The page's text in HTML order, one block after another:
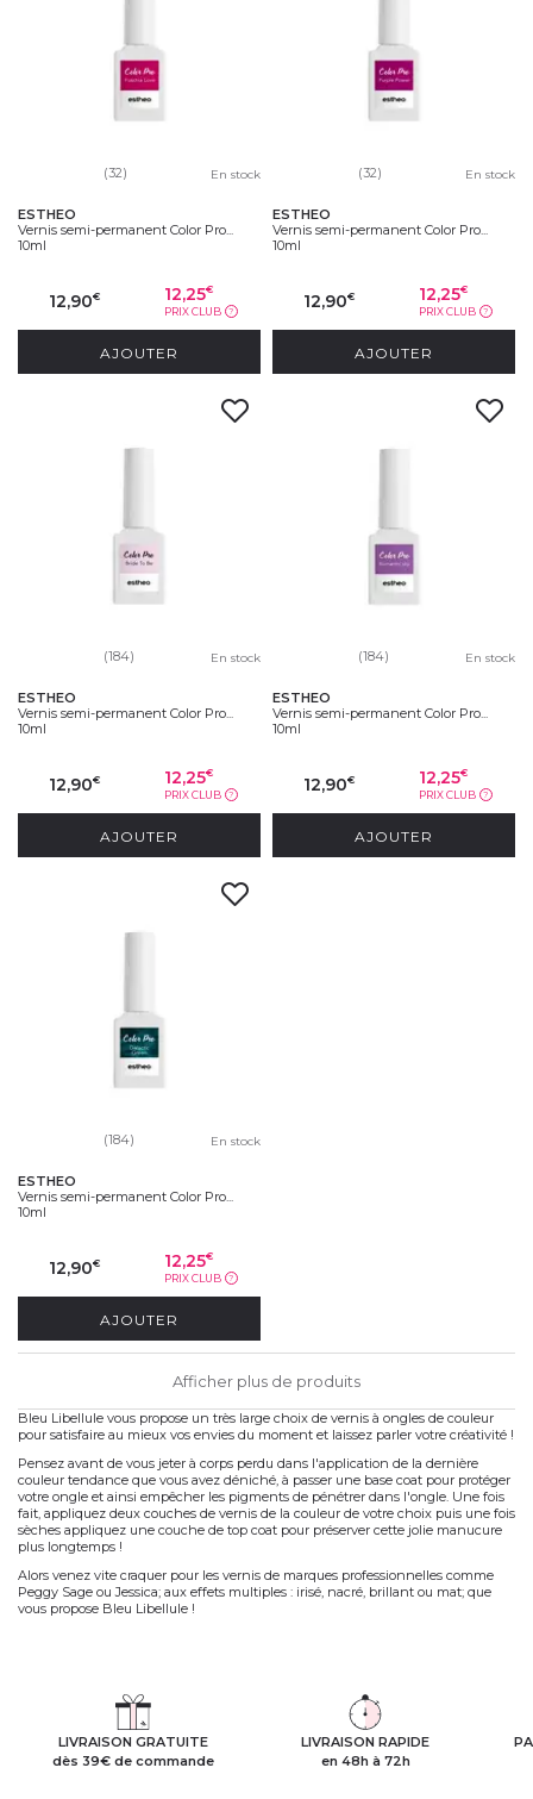
(32) En stock
ESTHEO
Vernis semi-permanent Color Pro...
10ml
12,90€ 12,25€
PRIX CLUB ?
AJOUTER
(32) En stock
ESTHEO
Vernis semi-permanent Color Pro...
10ml
12,90€ 12,25€
PRIX CLUB ?
AJOUTER
(184) En stock
ESTHEO
Vernis semi-permanent Color Pro...
10ml
12,90€ 12,25€
PRIX CLUB ?
AJOUTER
(184) En stock
ESTHEO
Vernis semi-permanent Color Pro...
10ml
12,90€ 12,25€
PRIX CLUB ?
AJOUTER
(184) En stock
ESTHEO
Vernis semi-permanent Color Pro...
10ml
12,90€ 12,25€
PRIX CLUB ?
AJOUTER
Afficher plus de produits
Bleu Libellule vous propose un très large choix de vernis à ongles de couleur
pour satisfaire au mieux vos envies du moment et laissez parler votre créativité !
Pensez avant de vous jeter à corps perdu dans l'application de la dernière
couleur tendance que vous avez déniché, à passer une base coat pour protéger
votre ongle et ainsi empêcher les pigments de pénétrer dans l'ongle. Une fois
fait, appliquez deux couches de vernis de la couleur de votre choix puis une fois
sèches appliquez une couche de top coat pour préserver cette jolie manucure
plus longtemps !
Alors venez vite craquer pour les vernis de marques professionnelles comme
Peggy Sage ou Jessica; aux effets multiples : irisé, nacré, brillant ou mat; que
vous propose Bleu Libellule !
LIVRAISON GRATUITE
dès 39€ de commande
LIVRAISON RAPIDE
en 48h à 72h